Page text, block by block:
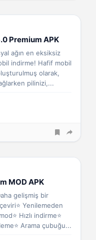
Premium APK
ağın en eksiksiz
indirme! Hafif mobil
olarak,
pilinizi,...
MOD APK
gelişmiş bir
Yenilemeden
Hızlı indirme⭐
Arama çubuğu...